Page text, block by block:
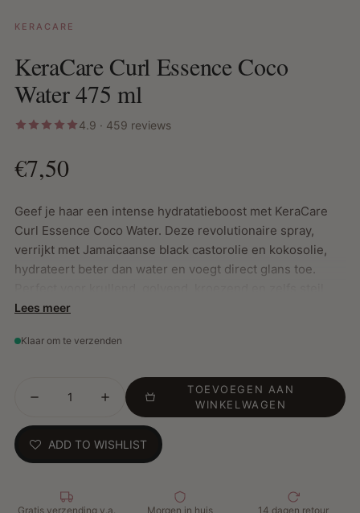
KERACARE
KeraCare Curl Essence Coco
Water 475 ml
4.9 · 459 reviews
€7,50
Geef je haar een intense hydratatieboost met KeraCare
Curl Essence Coco Water. Deze revolutionaire spray,
verrijkt met Jamaicaanse black castorolie en kokosolie,
hydrateert beter dan water en voegt direct glans toe.
haar.
Geschikt voor texturen 3-4
Verhoogt de haarhydratatie met 15,8%, zelfs bij lage
luchtvochtigheid
Verrijkt met Jamaicaanse zwarte castorolie en
kokosolie voor maximale vochtbehoud
Herstelt droog haar tijdens het stylen en voorkomt
pluizen
Lees meer
Klaar om te verzenden
TOEVOEGEN AAN
WINKELWAGEN
ADD TO WISHLIST
Gratis verzending v.a.
Morgen in huis 14 dagen retour